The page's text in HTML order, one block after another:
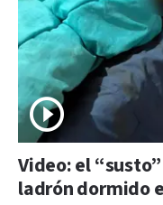
Video: el
ladrón dormido